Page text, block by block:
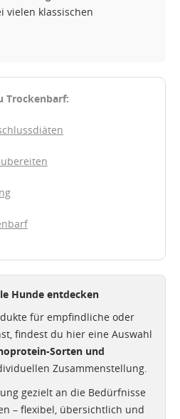
vielen klassischen
Trockenbarf:
Hunde entdecken
für empfindliche oder
findest du hier eine Auswahl
Sorten und
Zusammenstellung.
gezielt an die Bedürfnisse
– flexibel, übersichtlich und